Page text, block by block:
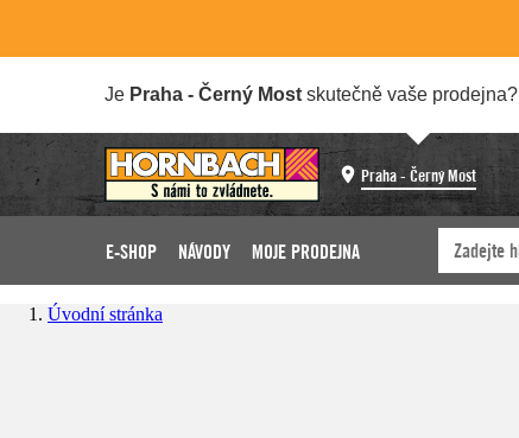
Je Praha - Černý Most skutečně vaše prodejna?
Praha - Černý Most
E-SHOP NÁVODY MOJE PRODEJNA
Úvodní stránka